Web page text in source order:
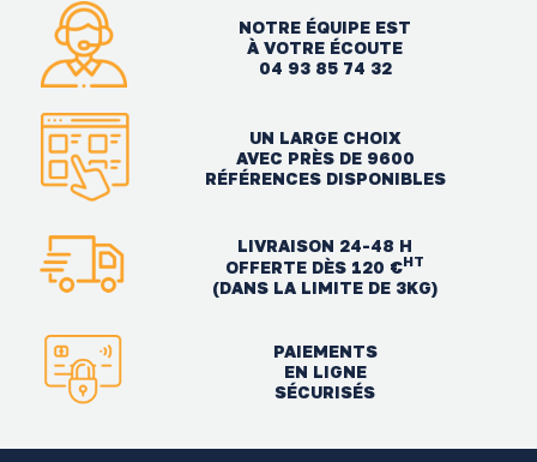
NOTRE ÉQUIPE EST
À VOTRE ÉCOUTE
04 93 85 74 32
UN LARGE CHOIX
AVEC PRÈS DE 9600
RÉFÉRENCES DISPONIBLES
LIVRAISON 24-48 H
OFFERTE DÈS 120 €HT
(DANS LA LIMITE DE 3KG)
PAIEMENTS
EN LIGNE
SÉCURISÉS